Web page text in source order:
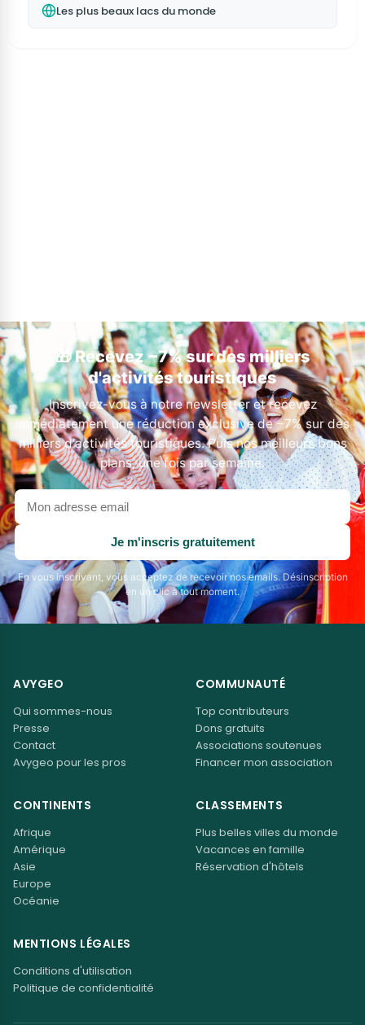
Les plus beaux lacs du monde
🎁 Recevez −7% sur des milliers
d'activités touristiques
Inscrivez-vous à notre newsletter et recevez
immédiatement une réduction exclusive de −7% sur des
milliers d'activités touristiques. Puis nos meilleurs bons
plans, une fois par semaine.
Votre
adresse
email
Je m'inscris gratuitement
En vous inscrivant, vous acceptez de recevoir nos emails. Désinscription
en un clic à tout moment.
AVYGEO
Qui sommes-nous
Presse
Contact
Avygeo pour les pros
COMMUNAUTÉ
Top contributeurs
Dons gratuits
Associations soutenues
Financer mon association
CONTINENTS
Afrique
Amérique
Asie
Europe
Océanie
CLASSEMENTS
Plus belles villes du monde
Vacances en famille
Réservation d'hôtels
MENTIONS LÉGALES
Conditions d'utilisation
Politique de confidentialité